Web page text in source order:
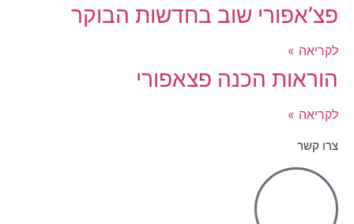
פצ’אפורי שוב בחדשות הבוקר
לקריאה »
הוראות הכנה פצאפורי
לקריאה »
צרו קשר